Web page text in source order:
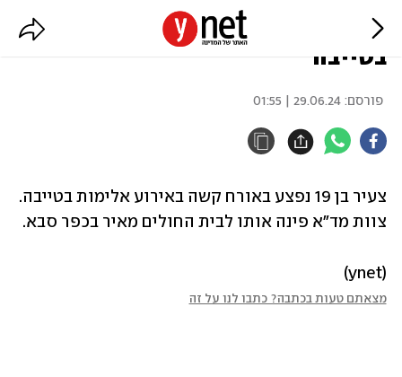
צעיר נפצע קשה באירוע אלימות
בטייבה
פורסם: 29.06.24 | 01:55
צוות מד"א פינה אותו לבית החולים מאיר בכפר סבא.
(ynet)
מצאתם טעות בכתבה? כתבו לנו על זה